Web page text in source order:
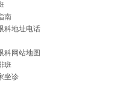
南
科地址电话
科网站地图
班
坐诊